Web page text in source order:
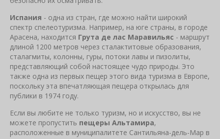
Испания - одна из стран, где можно найти широкий
спектр спелеотуризма. Например, на юге страны, в городе
Арасена, находится Грута де лас Маравильяс - маршрут
длиной 1200 метров через сталактитовые образования,
сталагмиты, колонны, гуры, потоки лавы и пизолиты,
представляющий собой настоящее чудо природы. Это
также одна из первых пещер этого вида туризма в Европе,
поскольку эта впечатляющая пещера открылась для
публики в 1974 году.
Если вы любите не только туризм, но и искусство, вы не
можете пропустить пещеры Альтамира,
расположенные в муниципалитете Сантильяна-дель-Мар в